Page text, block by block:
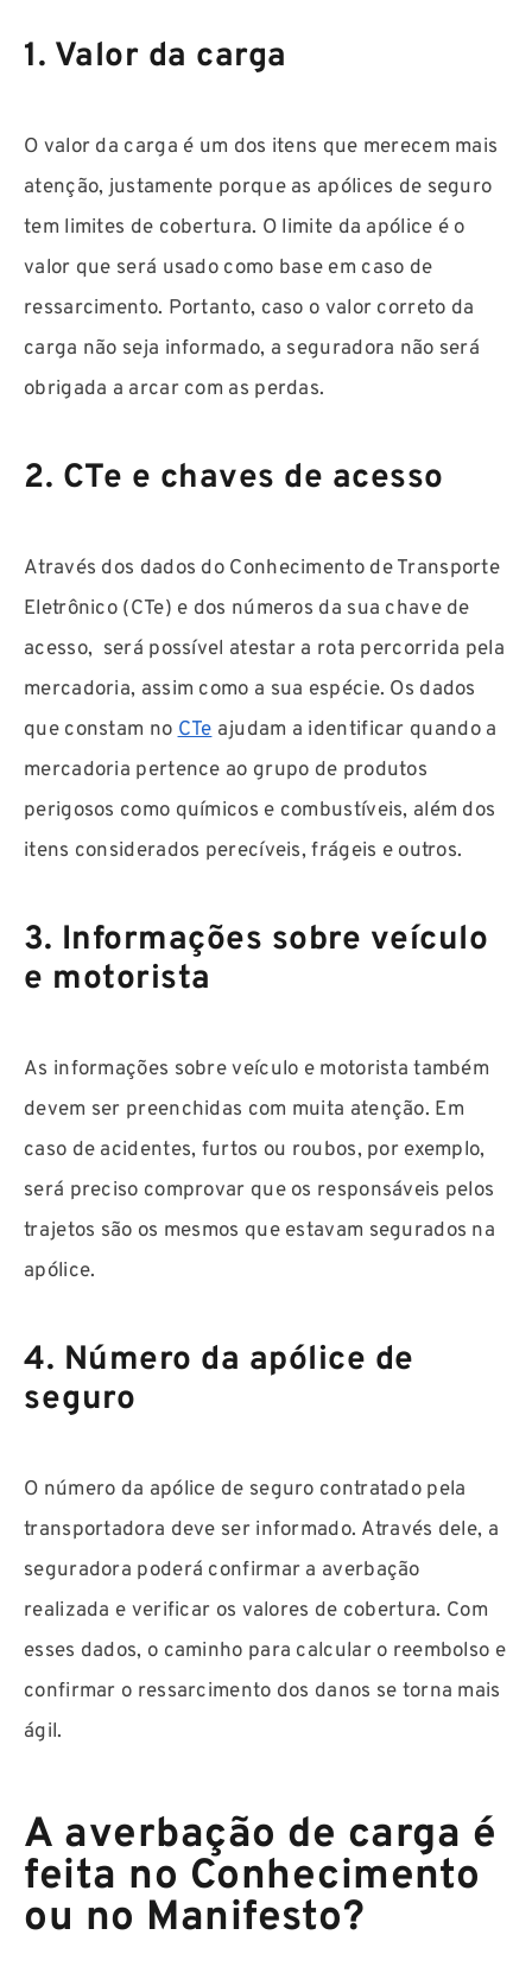
1. Valor da carga
O valor da carga é um dos itens que merecem mais
atenção, justamente porque as apólices de seguro
tem limites de cobertura. O limite da apólice é o
valor que será usado como base em caso de
ressarcimento. Portanto, caso o valor correto da
carga não seja informado, a seguradora não será
obrigada a arcar com as perdas.
2. CTe e chaves de acesso
Através dos dados do Conhecimento de Transporte
Eletrônico (CTe) e dos números da sua chave de
acesso, será possível atestar a rota percorrida pela
mercadoria, assim como a sua espécie. Os dados
que constam noCTeajudam a identificar quando a
mercadoria pertence ao grupo de produtos
perigosos como químicos e combustíveis, além dos
itens considerados perecíveis, frágeis e outros.
3. Informações sobre veículo
e motorista
As informações sobre veículo e motorista também
devem ser preenchidas com muita atenção. Em
caso de acidentes, furtos ou roubos, por exemplo,
será preciso comprovar que os responsáveis pelos
trajetos são os mesmos que estavam segurados na
apólice.
4. Número da apólice de
seguro
O número da apólice de seguro contratado pela
transportadora deve ser informado. Através dele, a
seguradora poderá confirmar a averbação
realizada e verificar os valores de cobertura. Com
esses dados, o caminho para calcular o reembolso e
confirmar o ressarcimento dos danos se torna mais
ágil.
A averbação de carga é
feita no Conhecimento
ou no Manifesto?